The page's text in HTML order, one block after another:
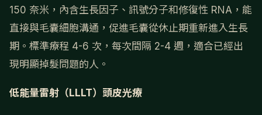
150 奈米，內含生長因子、訊號分子和修復性 RNA，能
直接與毛囊細胞溝通，促進毛囊從休止期重新進入生長
期。標準療程 4-6 次，每次間隔 2-4 週，適合已經出
現明顯掉髮問題的人。
低能量雷射（LLLT）頭皮光療